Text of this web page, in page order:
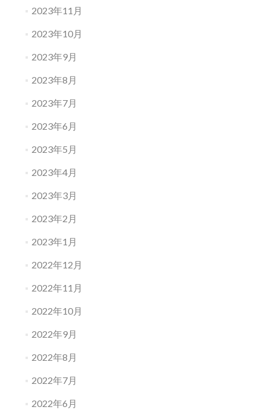
2023年11月
2023年10月
2023年9月
2023年8月
2023年7月
2023年6月
2023年5月
2023年4月
2023年3月
2023年2月
2023年1月
2022年12月
2022年11月
2022年10月
2022年9月
2022年8月
2022年7月
2022年6月